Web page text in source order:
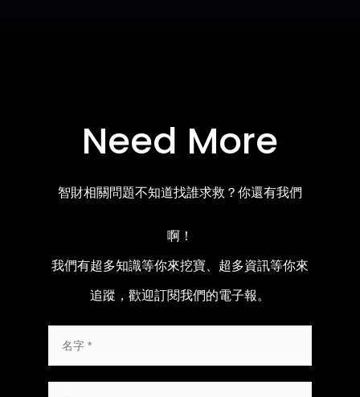
Need More
智財相關問題不知道找誰求救？你還有我們
啊！
我們有超多知識等你來挖寶、超多資訊等你來
追蹤，歡迎訂閱我們的電子報。